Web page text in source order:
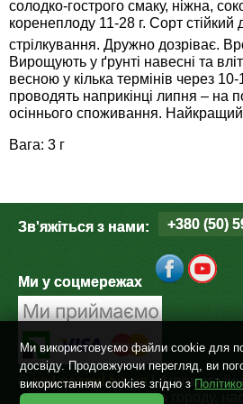
солодко-гострого смаку, ніжна,
коренеплоду 11-28 г. Сорт стійкий
стрілкування. Дружно дозріває.
Вирощують у ґрунті навесні та
весною у кілька термінів через 10-
проводять наприкінці липня – на
осіннього споживання.
Вага: 3 г
Зв'яжіться з нами: +380 (50)
Ми у соцмережах
©sad-ogorod.biz.ua |
для дому, дачі, саду та городу,
Семена сидератов
Семена табака
Семена томатов
Семена газонной травы
Семена фасоли
Семена цветов
Семена шпината
Средства защиты от мух
Средства защиты от моли
Средства защиты от капустницы
Средства защиты от кротов
дачных туалетов, биодеструкторы
Хозяйственные товары
Средства защиты растений
Лидеры продаж
Ми використовуємо файли cookie для
досвіду. Продовжуючи перегляд, ви
використанням cookies згідно з